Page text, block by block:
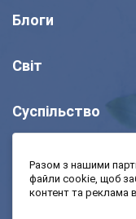
Блоги
Світ
Суспільство
Моя школа
Разом з нашими
файли cookie, щоб
контент та реклама